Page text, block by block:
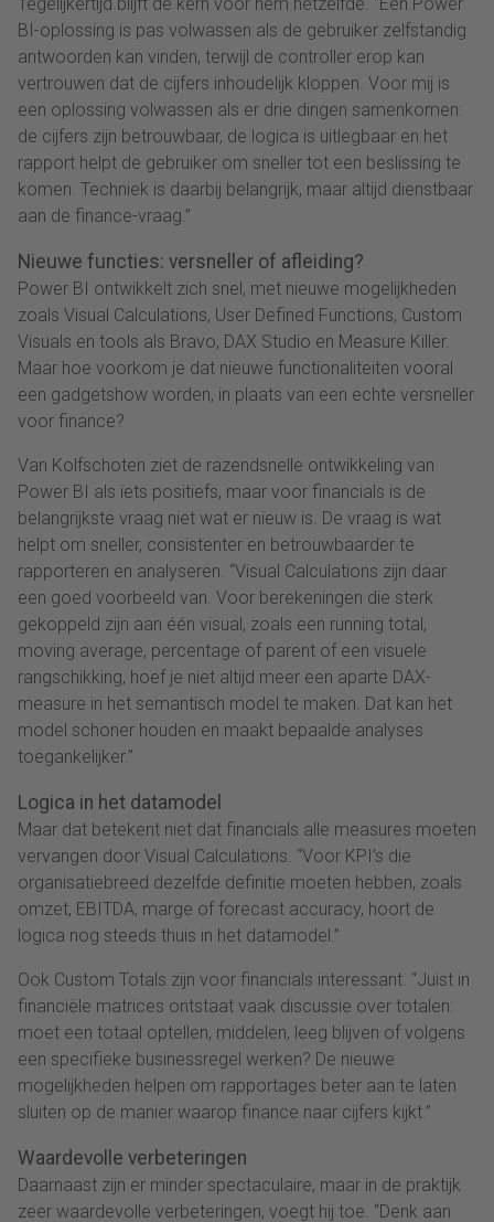
BI-oplossing is pas volwassen als de gebruiker zelfstandig
antwoorden kan vinden, terwijl de controller erop kan
vertrouwen dat de cijfers inhoudelijk kloppen. Voor mij is
een oplossing volwassen als er drie dingen samenkomen:
de cijfers zijn betrouwbaar, de logica is uitlegbaar en het
rapport helpt de gebruiker om sneller tot een beslissing te
komen. Techniek is daarbij belangrijk, maar altijd dienstbaar
aan de finance-vraag.”
Nieuwe functies: versneller of afleiding?
Power BI ontwikkelt zich snel, met nieuwe mogelijkheden
zoals Visual Calculations, User Defined Functions, Custom
Visuals en tools als Bravo, DAX Studio en Measure Killer.
Maar hoe voorkom je dat nieuwe functionaliteiten vooral
een gadgetshow worden, in plaats van een echte versneller
voor finance?
Van Kolfschoten ziet de razendsnelle ontwikkeling van
Power BI als iets positiefs, maar voor financials is de
belangrijkste vraag niet wat er nieuw is. De vraag is wat
helpt om sneller, consistenter en betrouwbaarder te
rapporteren en analyseren. “Visual Calculations zijn daar
een goed voorbeeld van. Voor berekeningen die sterk
gekoppeld zijn aan één visual, zoals een running total,
moving average, percentage of parent of een visuele
rangschikking, hoef je niet altijd meer een aparte DAX-
measure in het semantisch model te maken. Dat kan het
model schoner houden en maakt bepaalde analyses
toegankelijker.”
Logica in het datamodel
Maar dat betekent niet dat financials alle measures moeten
vervangen door Visual Calculations. “Voor KPI’s die
organisatiebreed dezelfde definitie moeten hebben, zoals
omzet, EBITDA, marge of forecast accuracy, hoort de
logica nog steeds thuis in het datamodel.”
Ook Custom Totals zijn voor financials interessant. “Juist in
financiële matrices ontstaat vaak discussie over totalen:
moet een totaal optellen, middelen, leeg blijven of volgens
een specifieke businessregel werken? De nieuwe
mogelijkheden helpen om rapportages beter aan te laten
sluiten op de manier waarop finance naar cijfers kijkt.”
Waardevolle verbeteringen
Daarnaast zijn er minder spectaculaire, maar in de praktijk
zeer waardevolle verbeteringen, voegt hij toe. “Denk aan